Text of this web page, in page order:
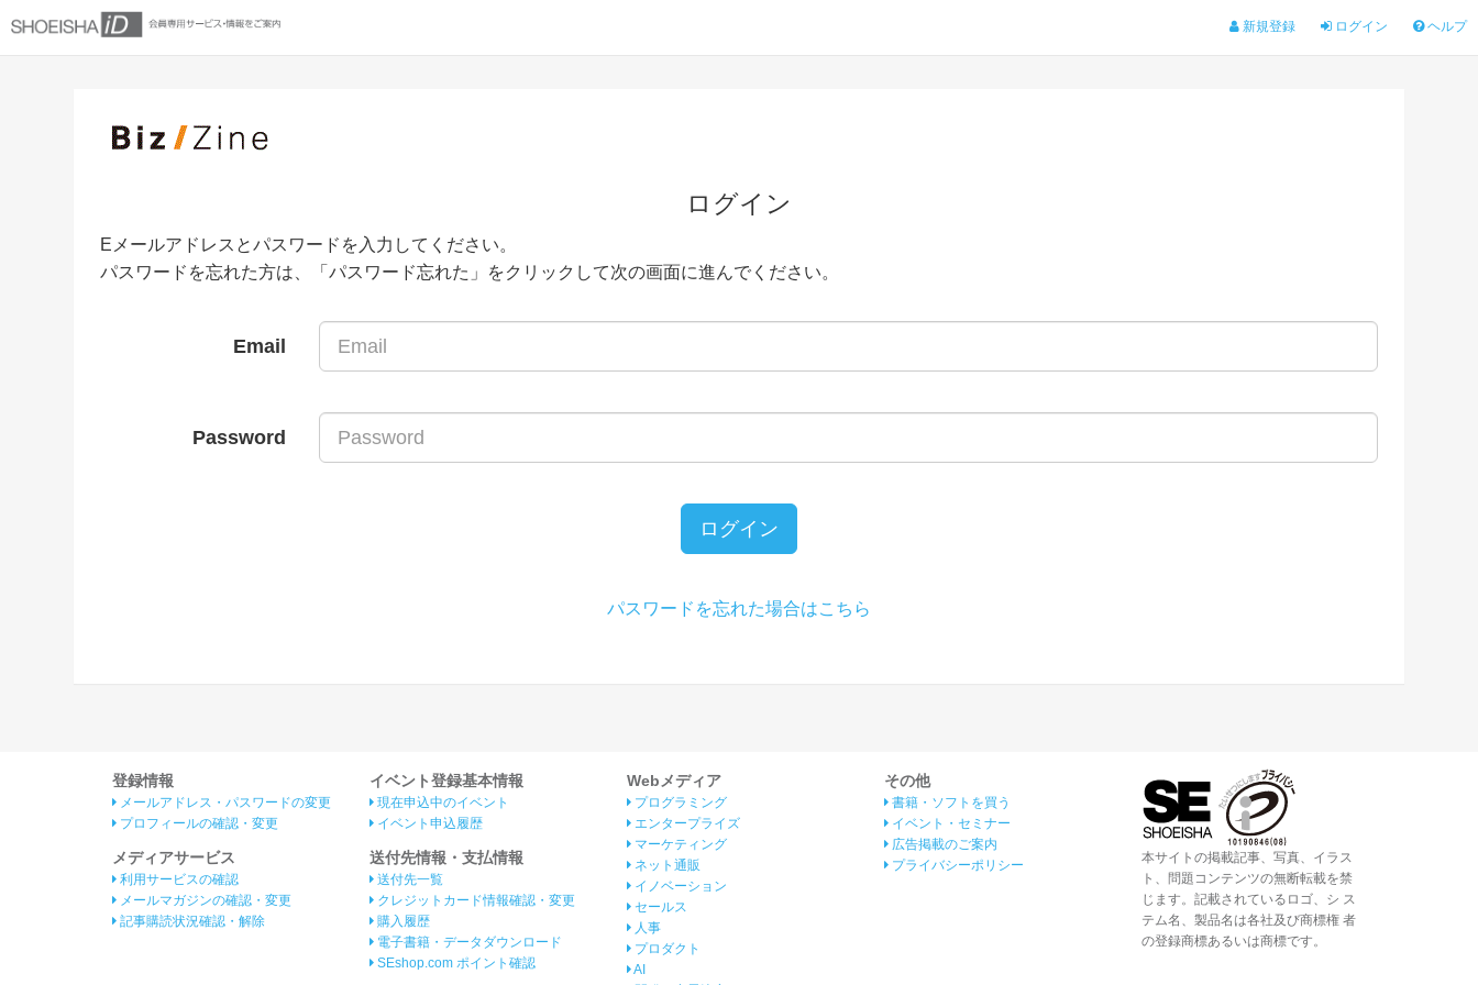
新規登録 ログイン ヘルプ
ログイン
Eメールアドレスとパスワードを入力してください。
パスワードを忘れた方は、「パスワード忘れた」をクリックして次の画面に進んでください。
Email
Password
ログイン
パスワードを忘れた場合はこちら
登録情報
メールアドレス・パスワードの変更
プロフィールの確認・変更
メディアサービス
利用サービスの確認
メールマガジンの確認・変更
記事購読状況確認・解除
イベント登録基本情報
現在申込中のイベント
イベント申込履歴
送付先情報・支払情報
送付先一覧
クレジットカード情報確認・変更
購入履歴
電子書籍・データダウンロード
SEshop.com ポイント確認
Webメディア
プログラミング
エンタープライズ
マーケティング
ネット通販
イノベーション
セールス
人事
プロダクト
AI
その他
書籍・ソフトを買う
イベント・セミナー
広告掲載のご案内
プライバシーポリシー
本サイトの掲載記事、写真、イラス
ト、問題コンテンツの無断転載を禁
じます。記載されているロゴ、シ ス
テム名、製品名は各社及び商標権 者
の登録商標あるいは商標です。